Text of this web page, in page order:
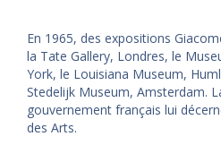
En 1965, des expositions
la Tate Gallery, Londres, le
York, le Louisiana Museum,
Stedelijk Museum, Amsterdam.
gouvernement français lui
des Arts.